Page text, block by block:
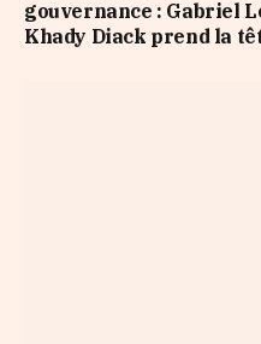
gouvernance : Gabriel
Khady Diack prend la